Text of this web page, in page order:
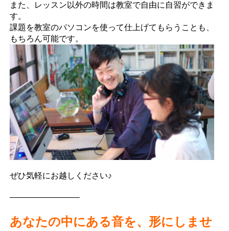
また、レッスン以外の時間は教室で自由に自習ができま
す。
課題を教室のパソコンを使って仕上げてもらうことも、
もちろん可能です。
ぜひ気軽にお越しください♪
————————–
あなたの中にある音を、形にしませ